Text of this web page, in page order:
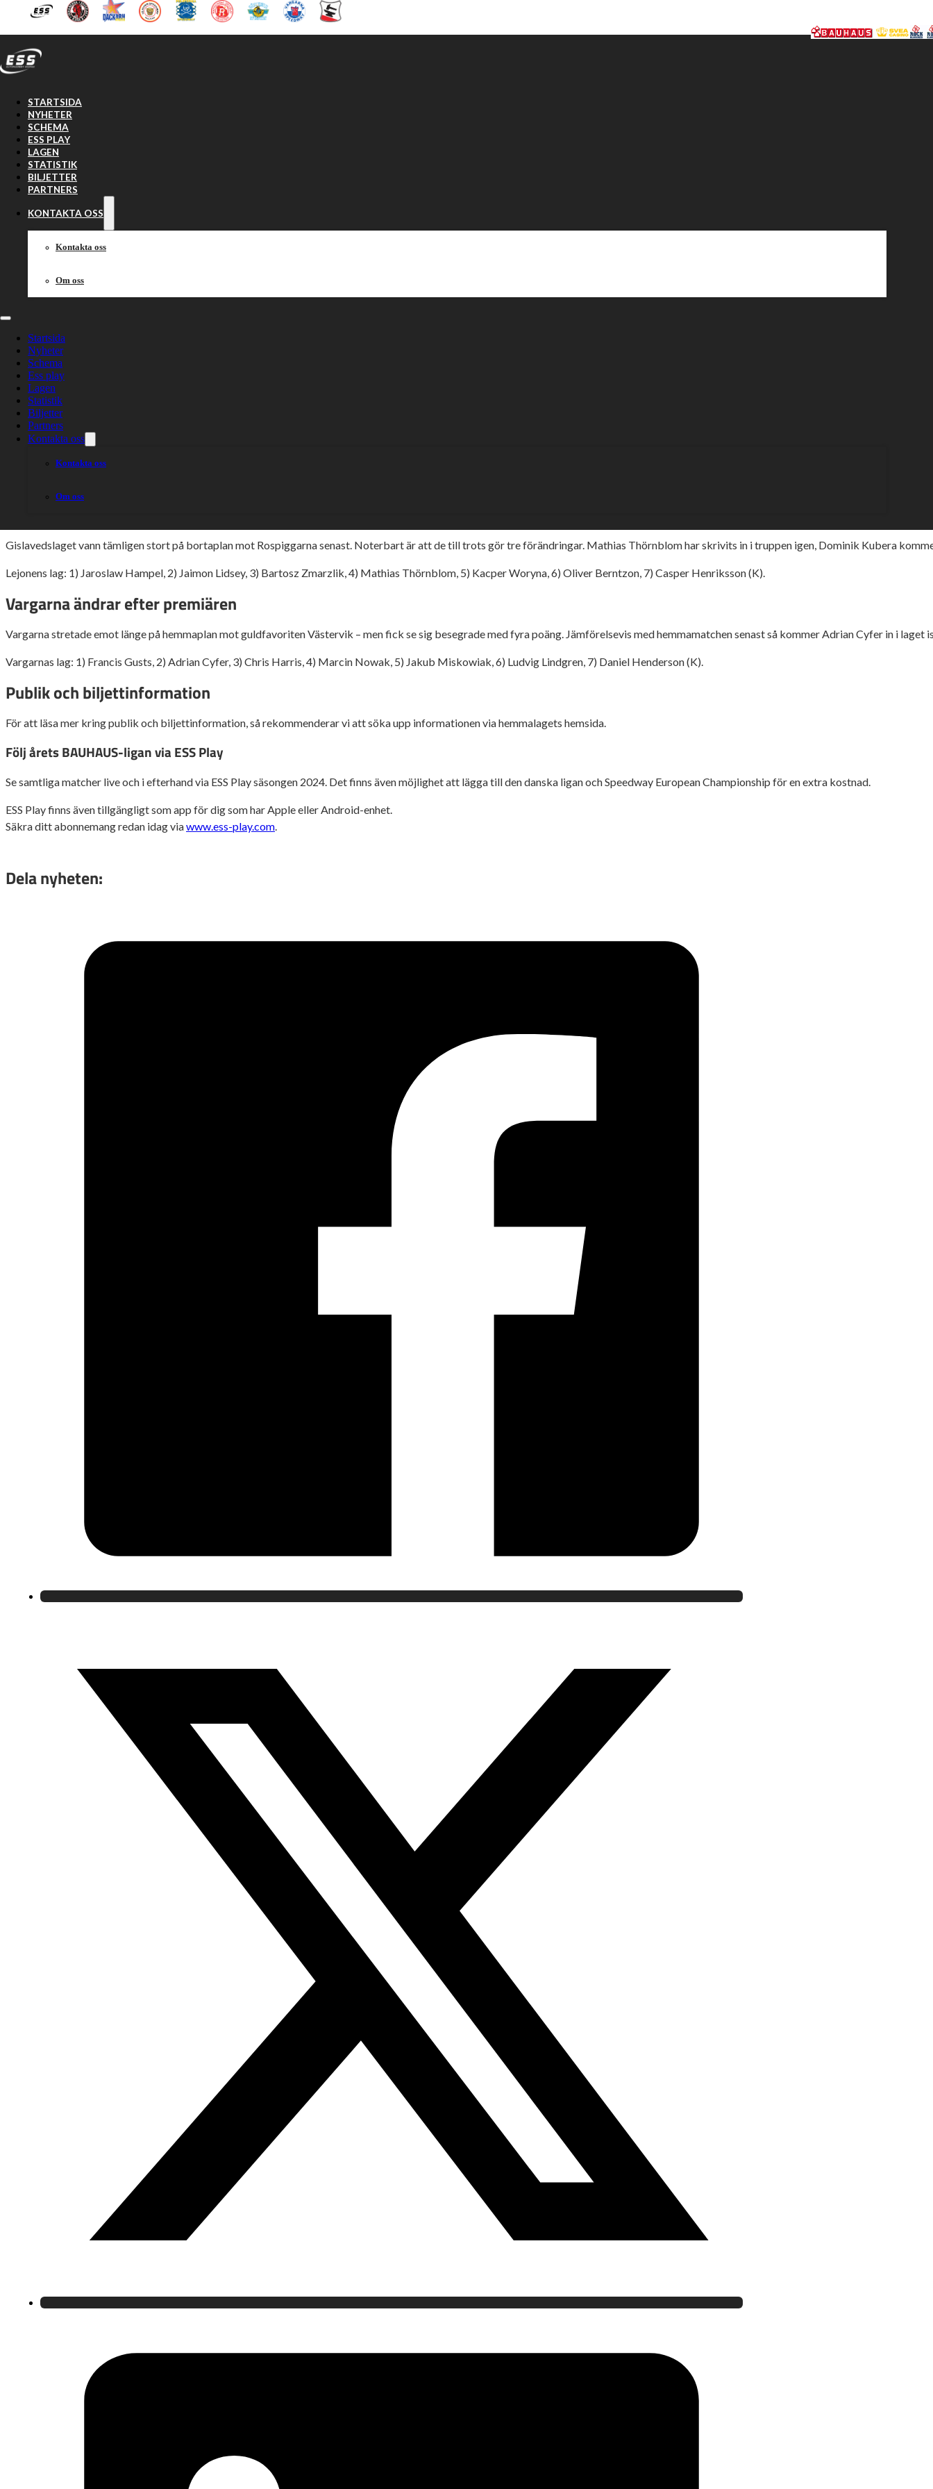
Hoppa till huvudinnehåll Hoppa till sidfot
STARTSIDA
NYHETER
SCHEMA
ESS PLAY
LAGEN
STATISTIK
BILJETTER
PARTNERS
KONTAKTA OSS
Kontakta oss
Om oss
Startsida
Nyheter
Schema
Ess play
Lagen
Statistik
Biljetter
Partners
Kontakta oss
Kontakta oss
Om oss
Henrikssons lejon mot hungriga
vargar
Lejonen vann i sin premiär – nu ställs de mot ett gäng hungriga vargar under tisdagens kväll.
Gislavedslaget vann tämligen stort på bortaplan mot Rospiggarna senast. Noterbart är att de till trots gör tre förändringar. Mathias Thörnblom har skrivits in i truppen igen, Dominik Kubera
Lejonens lag: 1) Jaroslaw Hampel, 2) Jaimon Lidsey, 3) Bartosz Zmarzlik, 4) Mathias Thörnblom, 5) Kacper Woryna, 6) Oliver Berntzon, 7) Casper Henriksson (K).
Vargarna ändrar efter premiären
Vargarna stretade emot länge på hemmaplan mot guldfavoriten Västervik – men fick se sig besegrade med fyra poäng. Jämförelsevis med hemmamatchen senast så kommer Adrian Cyfer in i
Vargarnas lag: 1) Francis Gusts, 2) Adrian Cyfer, 3) Chris Harris, 4) Marcin Nowak, 5) Jakub Miskowiak, 6) Ludvig Lindgren, 7) Daniel Henderson (K).
Publik och biljettinformation
För att läsa mer kring publik och biljettinformation, så rekommenderar vi att söka upp informationen via hemmalagets hemsida.
Följ årets BAUHAUS-ligan via ESS Play
Se samtliga matcher live och i efterhand via ESS Play säsongen 2024. Det finns även möjlighet att lägga till den danska ligan och Speedway European Championship för en extra kostnad.
ESS Play finns även tillgängligt som app för dig som har Apple eller Android-enhet.
Säkra ditt abonnemang redan idag viawww.ess-play.com.
Dela nyheten: